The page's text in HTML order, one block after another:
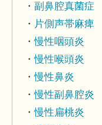
副鼻腔真菌症
片側声帯麻痺
慢性咽頭炎
慢性喉頭炎
慢性鼻炎
慢性副鼻腔炎
慢性扁桃炎